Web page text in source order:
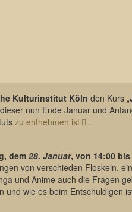
Kulturinstitut Köln den Kurs „
nun Ende Januar und
zu entnehmen ist .
dem 28. Januar, von 14:00
von verschieden Floskeln,
und Anime auch die Fragen
und wie es beim Entschuldigen